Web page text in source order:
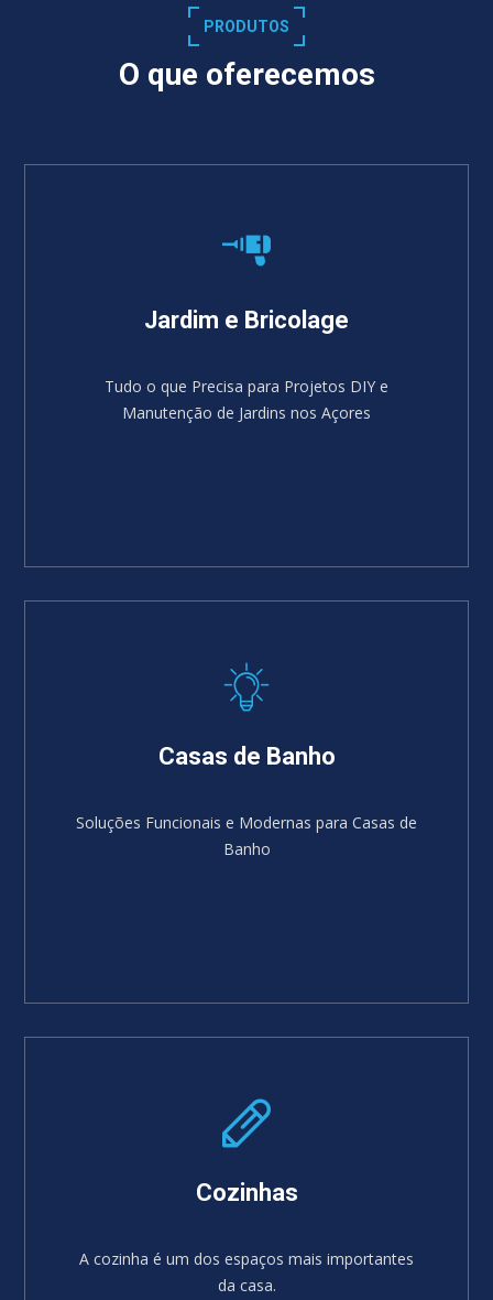
PRODUTOS
O que oferecemos
Jardim e Bricolage
Tudo o que Precisa para Projetos DIY e
Manutenção de Jardins nos Açores
Casas de Banho
Soluções Funcionais e Modernas para Casas de
Banho
Cozinhas
A cozinha é um dos espaços mais importantes
da casa.
SABER MAIS